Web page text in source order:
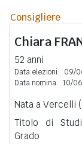
Consigliere
Chiara
52 anni
Data elezioni:
09/
Data nomina: 10/
Nata a Vercelli
Titolo di
Grado